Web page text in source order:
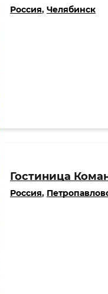
Россия, Челябинск
Гостиница
Россия,